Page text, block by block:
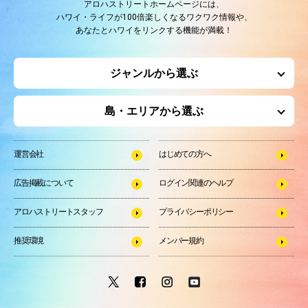
アロハストリートホームページには、
ハワイ・ライフが100倍楽しくなるワクワク情報や、
あなたとハワイをリンクする機能が満載！
ジャンルから選ぶ
島・エリアから選ぶ
運営会社 はじめての方へ
広告掲載について ログイン関連のヘルプ
アロハストリートスタッフ プライバシーポリシー
推奨環境 メンバー規約